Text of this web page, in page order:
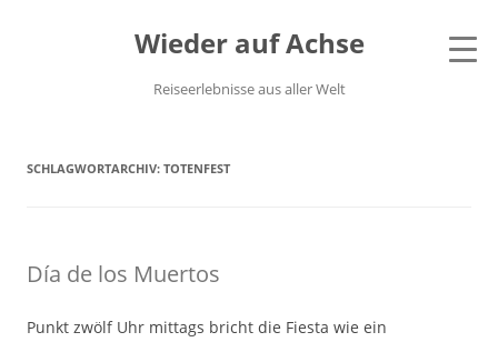
Wieder auf Achse
Reiseerlebnisse aus aller Welt
SCHLAGWORTARCHIV: TOTENFEST
Día de los Muertos
Punkt zwölf Uhr mittags bricht die Fiesta wie ein